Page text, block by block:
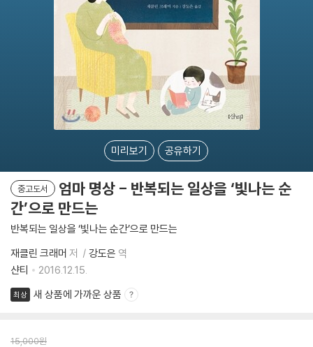
미리보기 공유하기
중고도서
엄마 명상 - 반복되는 일상을 ‘빛나는 순
간’으로 만드는
반복되는 일상을 ‘빛나는 순간’으로 만드는
재클린 크래머 저 강도은 역
샨티
2016.12.15.
최상 새 상품에 가까운 상품
15,000원